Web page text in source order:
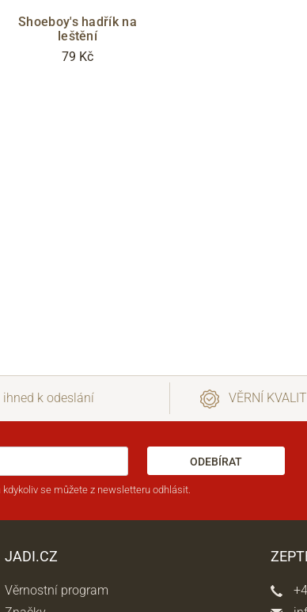
Shoeboy's hadřík na
leštění
79 Kč
ihned k odeslání VĚRNÍ
ODEBÍRAT
kdykoliv se můžete z newsletteru odhlásit.
JADI.CZ
Věrnostní program